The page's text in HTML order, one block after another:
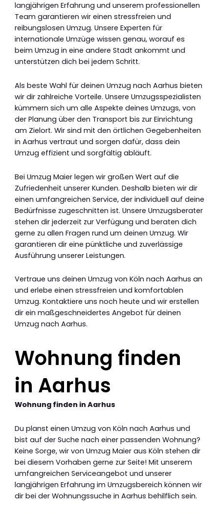
langjährigen Erfahrung und unserem professionellen
Team garantieren wir einen stressfreien und
reibungslosen Umzug. Unsere Experten für
internationale Umzüge wissen genau, worauf es
beim Umzug in eine andere Stadt ankommt und
unterstützen dich bei jedem Schritt.
Als beste Wahl für deinen Umzug nach Aarhus bieten
wir dir zahlreiche Vorteile. Unsere Umzugsspezialisten
kümmern sich um alle Aspekte deines Umzugs, von
der Planung über den Transport bis zur Einrichtung
am Zielort. Wir sind mit den örtlichen Gegebenheiten
in Aarhus vertraut und sorgen dafür, dass dein
Umzug effizient und sorgfältig abläuft.
Bei Umzug Maier legen wir großen Wert auf die
Zufriedenheit unserer Kunden. Deshalb bieten wir dir
einen umfangreichen Service, der individuell auf deine
Bedürfnisse zugeschnitten ist. Unsere Umzugsberater
stehen dir jederzeit zur Verfügung und beraten dich
gerne zu allen Fragen rund um deinen Umzug. Wir
garantieren dir eine pünktliche und zuverlässige
Ausführung unserer Leistungen.
Vertraue uns deinen Umzug von Köln nach Aarhus an
und erlebe einen stressfreien und komfortablen
Umzug. Kontaktiere uns noch heute und wir erstellen
dir ein maßgeschneidertes Angebot für deinen
Umzug nach Aarhus.
Wohnung finden
in Aarhus
Wohnung finden in Aarhus
Du planst einen Umzug von Köln nach Aarhus und
bist auf der Suche nach einer passenden Wohnung?
Keine Sorge, wir von Umzug Maier aus Köln stehen dir
bei diesem Vorhaben gerne zur Seite! Mit unserem
umfangreichen Serviceangebot und unserer
langjährigen Erfahrung im Umzugsbereich können wir
dir bei der Wohnungssuche in Aarhus behilflich sein.